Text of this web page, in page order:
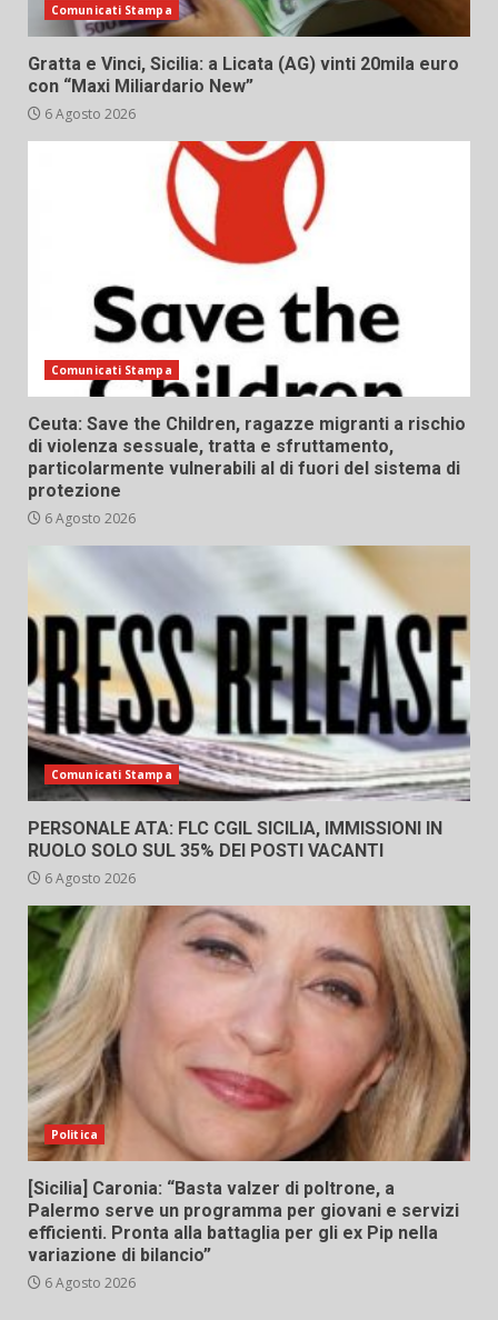
Comunicati Stampa
Gratta e Vinci, Sicilia: a Licata (AG) vinti 20mila euro
con “Maxi Miliardario New”
6 Agosto 2026
Comunicati Stampa
Ceuta: Save the Children, ragazze migranti a rischio
di violenza sessuale, tratta e sfruttamento,
particolarmente vulnerabili al di fuori del sistema di
protezione
6 Agosto 2026
Comunicati Stampa
PERSONALE ATA: FLC CGIL SICILIA, IMMISSIONI IN
RUOLO SOLO SUL 35% DEI POSTI VACANTI
6 Agosto 2026
Politica
[Sicilia] Caronia: “Basta valzer di poltrone, a
Palermo serve un programma per giovani e servizi
efficienti. Pronta alla battaglia per gli ex Pip nella
variazione di bilancio”
6 Agosto 2026